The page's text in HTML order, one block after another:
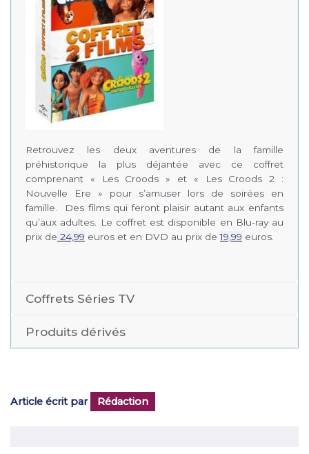
Retrouvez les deux aventures de la famille
préhistorique la plus déjantée avec ce coffret
comprenant « Les Croods » et « Les Croods 2 :
Nouvelle Ere » pour s’amuser lors de soirées en
famille. Des films qui feront plaisir autant aux enfants
qu’aux adultes. Le coffret est disponible en Blu-ray au
prix de 24,99 euros et en DVD au prix de19,99 euros.
Coffrets Séries TV
Produits dérivés
Article écrit par Rédaction